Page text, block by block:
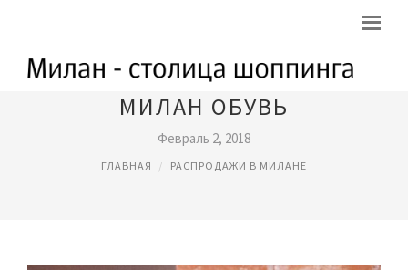
МИЛАН ОБУВЬ
Февраль 2, 2018
ГЛАВНАЯ РАСПРОДАЖИ В МИЛАНЕ